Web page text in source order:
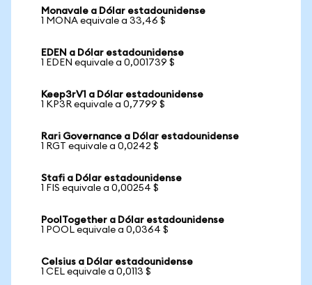
Monavale a Dólar estadounidense
1 MONA equivale a 33,46 $
EDEN a Dólar estadounidense
1 EDEN equivale a 0,001739 $
Keep3rV1 a Dólar estadounidense
1 KP3R equivale a 0,7799 $
Rari Governance a Dólar estadounidense
1 RGT equivale a 0,0242 $
Stafi a Dólar estadounidense
1 FIS equivale a 0,00254 $
PoolTogether a Dólar estadounidense
1 POOL equivale a 0,0364 $
Celsius a Dólar estadounidense
1 CEL equivale a 0,0113 $